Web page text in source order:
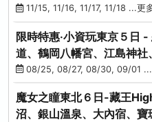
茶體驗、三溪園
11/15, 11/16, 11/17, 11/18 ...更
限時特惠‧小資玩東京５日
道、鶴岡八幡宮、江島神
08/25, 08/27, 08/30, 09/01 ...
魔女之瞳東北６日-藏王
沼、銀山溫泉、大內宿、寶